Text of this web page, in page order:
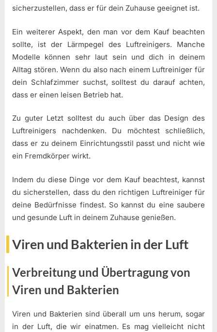
sicherzustellen, dass er für dein Zuhause geeignet ist.
Ein weiterer Aspekt, den man vor dem Kauf beachten
sollte, ist der Lärmpegel des Luftreinigers. Manche
Modelle können sehr laut sein und dich in deinem
Alltag stören. Wenn du also nach einem Luftreiniger für
dein Schlafzimmer suchst, solltest du darauf achten,
dass er einen leisen Betrieb hat.
Zu guter Letzt solltest du auch über das Design des
Luftreinigers nachdenken. Du möchtest schließlich,
dass er zu deinem Einrichtungsstil passt und nicht wie
ein Fremdkörper wirkt.
Indem du diese Dinge vor dem Kauf beachtest, kannst
du sicherstellen, dass du den richtigen Luftreiniger für
deine Bedürfnisse findest. So kannst du eine saubere
und gesunde Luft in deinem Zuhause genießen.
Viren und Bakterien in der Luft
Verbreitung und Übertragung von
Viren und Bakterien
Viren und Bakterien sind überall um uns herum, sogar
in der Luft, die wir einatmen. Es mag vielleicht nicht